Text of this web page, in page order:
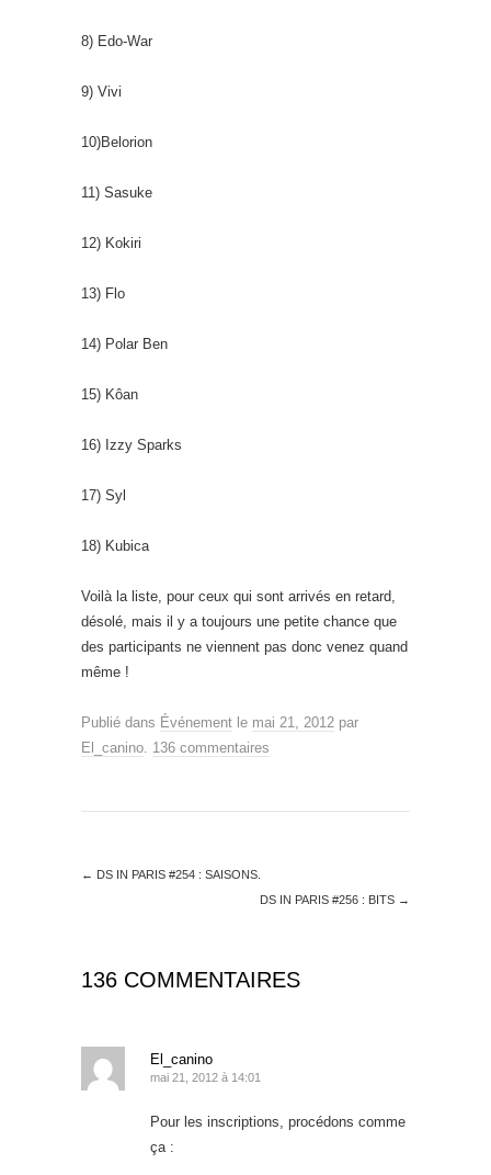
8) Edo-War
9) Vivi
10)Belorion
11) Sasuke
12) Kokiri
13) Flo
14) Polar Ben
15) Kôan
16) Izzy Sparks
17) Syl
18) Kubica
Voilà la liste, pour ceux qui sont arrivés en retard,
désolé, mais il y a toujours une petite chance que
des participants ne viennent pas donc venez quand
même !
Publié dans Événement le mai 21, 2012 par
El_canino 136 commentaires
← DS IN PARIS #254 : SAISONS.
DS IN PARIS #256 : BITS →
136 COMMENTAIRES
El_canino
mai 21, 2012 à 14:01
Pour les inscriptions, procédons comme
ça :